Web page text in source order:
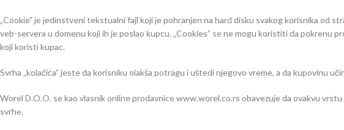
„Cookie” je jedinstveni tekstualni fajl koji je pohranjen na hard disku svakog korisnika od
veb-servera u domenu koji ih je poslao kupcu. „Cookies” se ne mogu koristiti da pokrenu
koji koristi kupac.
Svrha „kolačića” jeste da korisniku olakša potragu i uštedi njegovo vreme, a da kupovinu
Worel D.O.O. se kao vlasnik online prodavnice www.worel.co.rs obavezuje da ovakvu
svrhe.